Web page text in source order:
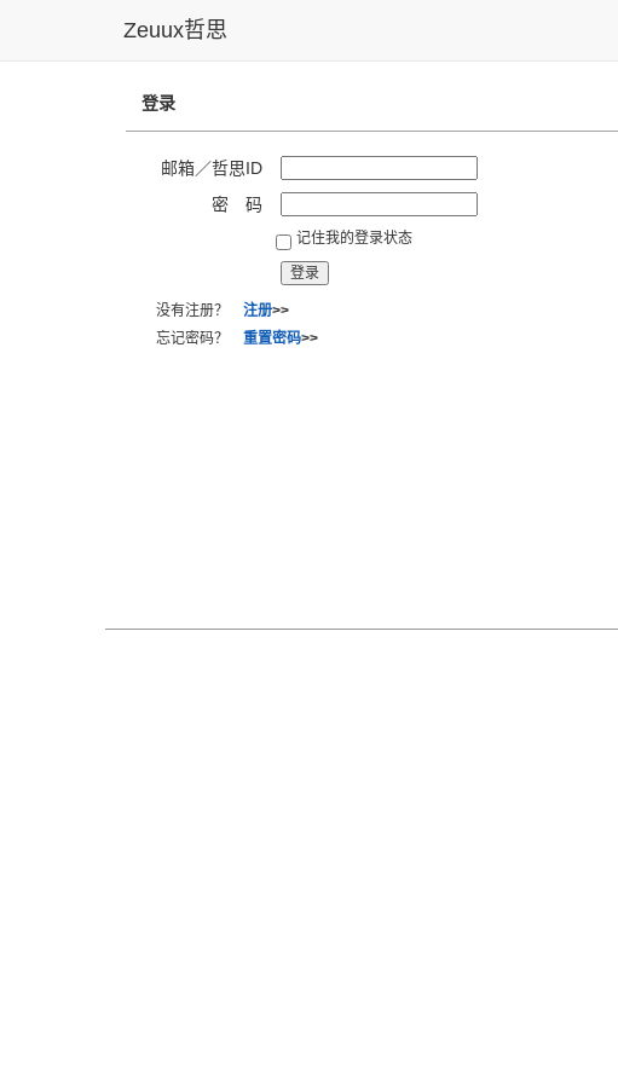
Zeuux哲思
登录
邮箱／哲思ID
密 码
记住我的登录状态
没有注册？ 注册>>
忘记密码？ 重置密码>>